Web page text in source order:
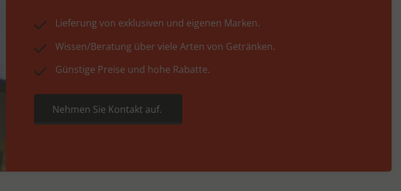
Lieferung von exklusiven und eigenen Marken.
Wissen/Beratung über viele Arten von Getränken.
Günstige Preise und hohe Rabatte.
Nehmen Sie Kontakt auf.